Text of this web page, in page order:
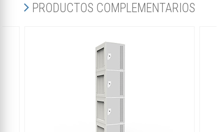
PRODUCTOS COMPLEMENTARIOS